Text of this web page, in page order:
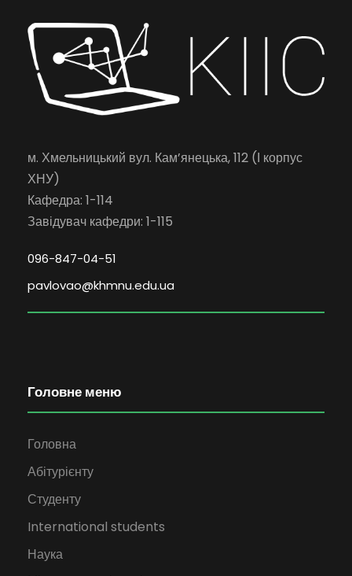
м. Хмельницький вул. Кам’янецька, 112 (І корпус
ХНУ)
Кафедра: 1-114
Завідувач кафедри: 1-115
096-847-04-51
pavlovao@khmnu.edu.ua
Головне меню
Головна
Абітурієнту
Студенту
International students
Наука